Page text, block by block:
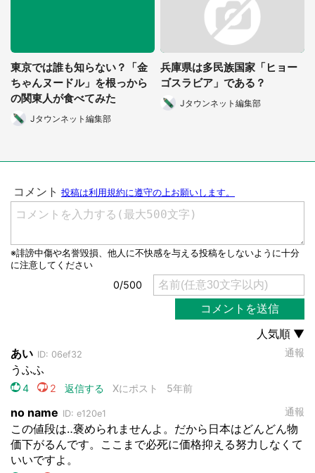
東京では誰も知らない？「金
ちゃんヌードル」を根っから
の関東人が食べてみた
Jタウンネット編集部
兵庫県は多民族国家「ヒョー
ゴスラビア」である？
Jタウンネット編集部